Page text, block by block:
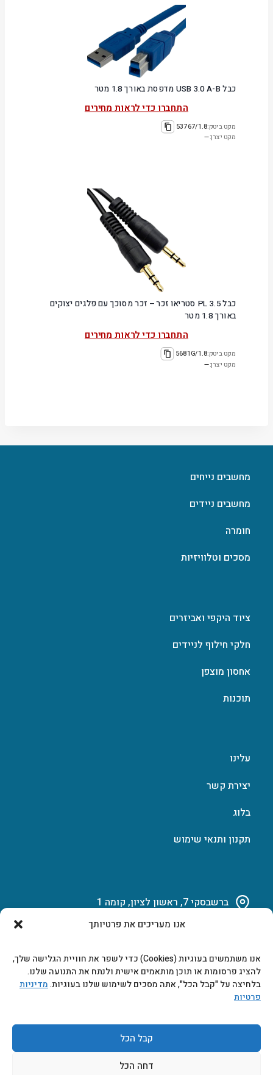
אנו מעריכים את פרטיותך
אנו משתמשים בעוגיות (Cookies) כדי לשפר את חוויית הגלישה שלך,
להציג פרסומות או תוכן מותאמים אישית ולנתח את התנועה שלנו.
בלחיצה על "קבל הכל", אתה מסכים לשימוש שלנו בעוגיות.מדיניות
פרטיות
קבל הכל
דחה הכל
כבל USB 3.0 A-B מדפסת באורך 1.8 מטר
התחברו כדי לראות מחירים
מקט ביטק:53767/1.8
מקט יצרן:—
כבל PL 3.5 סטריאו זכר – זכר מסוכך עם פלגים יצוקים
באורך 1.8 מטר
התחברו כדי לראות מחירים
מקט ביטק:5681G/1.8
מקט יצרן:—
מחשבים נייחים
מחשבים ניידים
חומרה
מסכים וטלוויזיות
ציוד היקפי ואביזרים
חלקי חילוף לניידים
אחסון מוצפן
תוכנות
עלינו
יצירת קשר
בלוג
תקנון ותנאי שימוש
ברשבסקי 7, ראשון לציון, קומה 1
marketing@b-tech.co.il